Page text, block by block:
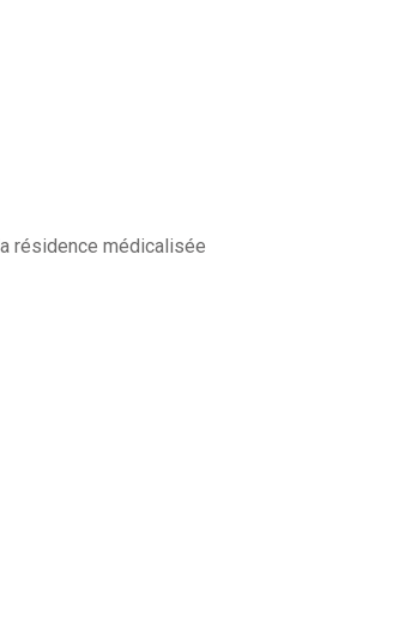
résidence médicalisée